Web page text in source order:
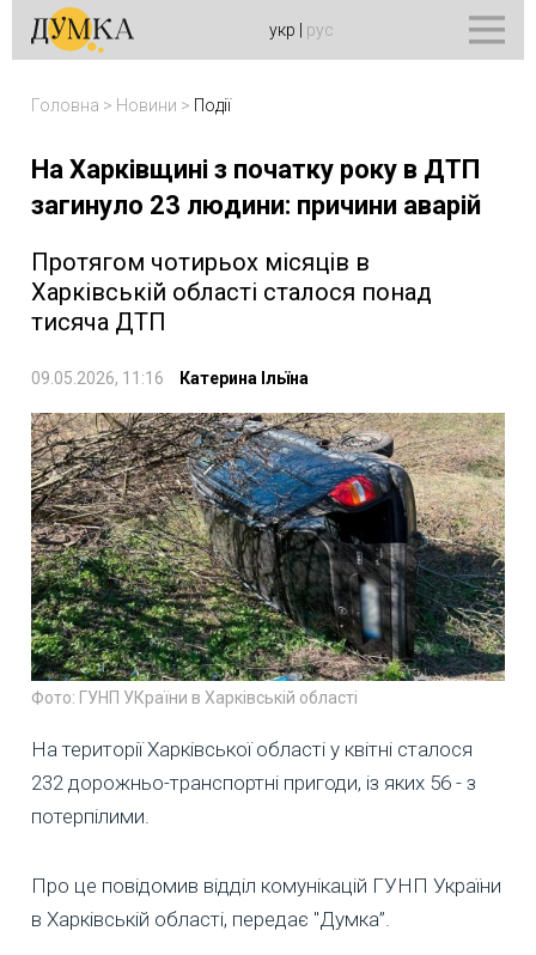
укр рус
Головна > Новини > Події
На Харківщині з початку року в ДТП
загинуло 23 людини: причини аварій
Протягом чотирьох місяців в
Харківській області сталося понад
тисяча ДТП
09.05.2026, 11:16 Катерина Ільїна
Фото: ГУНП УКраїни в Харківській області
На території Харківської області у квітні сталося
232 дорожньо-транспортні пригоди, із яких 56 - з
потерпілими.
Про це повідомив відділ комунікацій ГУНП України
в Харківській області, передає "Думка”.